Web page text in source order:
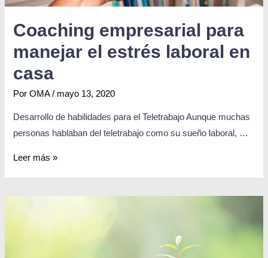
Coaching empresarial para
manejar el estrés laboral en
casa
PorOMA / mayo 13, 2020
Desarrollo de habilidades para el Teletrabajo Aunque muchas
personas hablaban del teletrabajo como su sueño laboral, …
Leer más »